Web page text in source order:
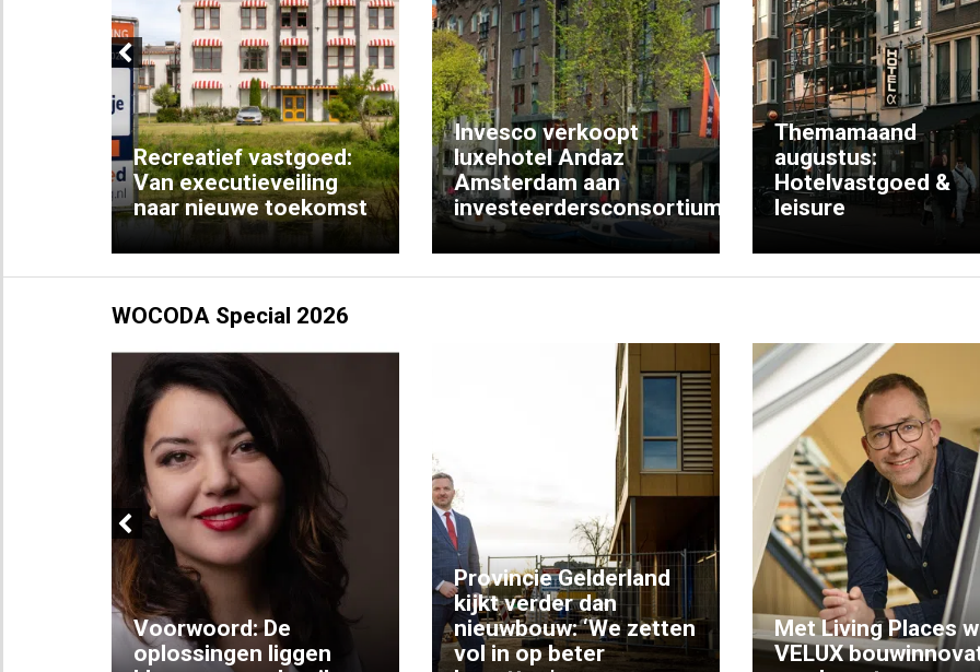
Previous
Recreatief vastgoed:
Van executieveiling
naar nieuwe toekomst
Invesco verkoopt
luxehotel Andaz
Amsterdam aan
investeerdersconsortium
Themamaand
augustus:
Hotelvastgoed &
leisure
WOCODA Special 2026
Previous
Voorwoord: De
oplossingen liggen
Provincie Gelderland
kijkt verder dan
nieuwbouw: ‘We zetten
vol in op beter
Met Living Places
VELUX